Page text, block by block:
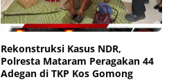
Rekonstruksi Kasus NDR,
Polresta Mataram Peragakan 44
Adegan di TKP Kos Gomong